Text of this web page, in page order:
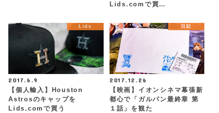
Lids.comで買…
Lids
2017.6.9
【個人輸入】Houston
Astrosのキャップを
Lids.comで買う
日記
2017.12.26
【映画】イオンシネマ幕張新
都心で「ガルパン最終章 第
１話」を観た